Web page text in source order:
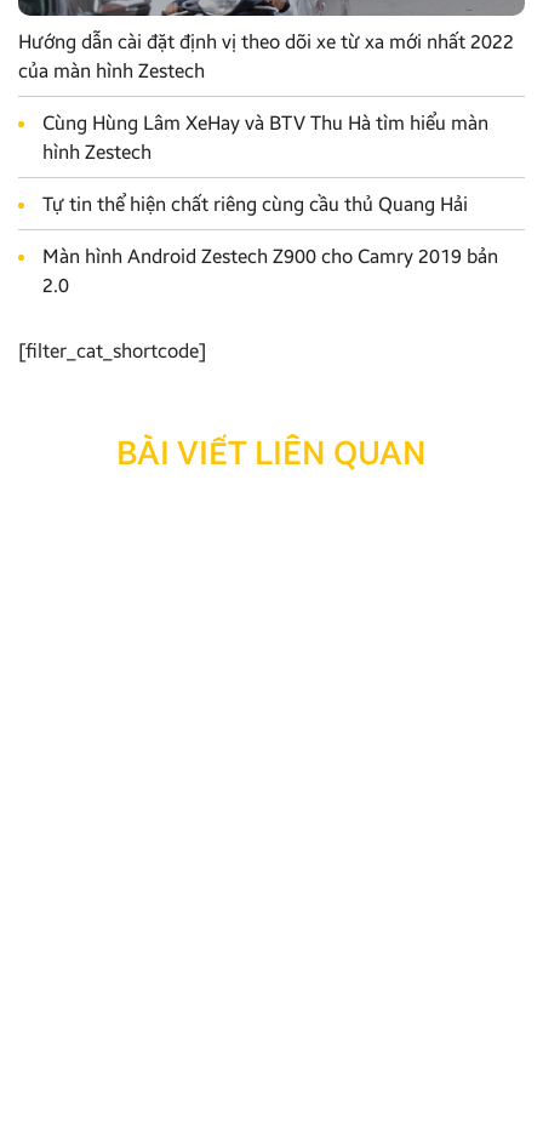
Hướng dẫn cài đặt định vị theo dõi xe từ xa mới nhất 2022
của màn hình Zestech
Cùng Hùng Lâm XeHay và BTV Thu Hà tìm hiểu màn
hình Zestech
Tự tin thể hiện chất riêng cùng cầu thủ Quang Hải
Màn hình Android Zestech Z900 cho Camry 2019 bản
2.0
[filter_cat_shortcode]
BÀI VIẾT LIÊN QUAN